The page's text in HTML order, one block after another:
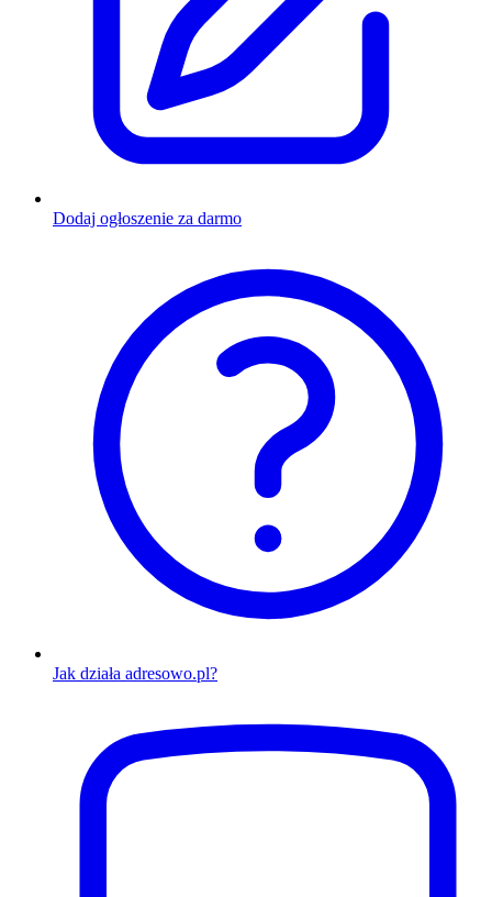
Dodaj ogłoszenie za darmo
Jak działa adresowo.pl?